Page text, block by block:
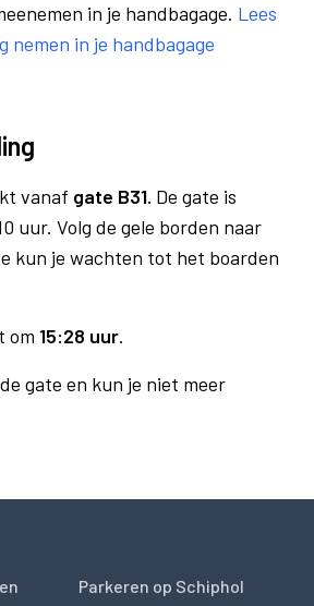
in je handbagage. Lees
nemen in je handbagage
vanaf gate B31. De gate is
uur. Volg de gele borden naar
kun je wachten tot het boarden
om 15:28 uur.
gate en kun je niet meer
Parkeren op Schiphol